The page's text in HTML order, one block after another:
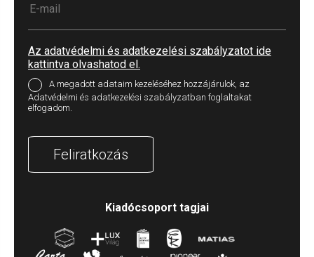
Az adatvédelmi és adatkezelési szabályzatot ide
kattintva olvashatod el.
A megadott adataim kezeléséhez hozzájárulok, az
Adatvédelmi és adatkezelési szabályzatban foglaltakat
elfogadom.
Feliratkozás
Kiadócsoport tagjai